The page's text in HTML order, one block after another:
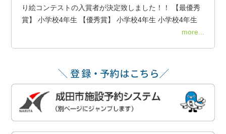
り絵コンテストの入賞者が決定致しました！！ 【最優秀
賞】 小学校4年生 【優秀賞】 小学校4年生 小学校4年生
more...